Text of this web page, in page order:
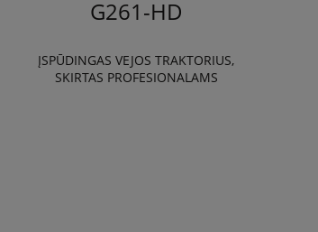
G261-HD
ĮSPŪDINGAS VEJOS TRAKTORIUS,
SKIRTAS PROFESIONALAMS